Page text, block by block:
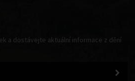
a dostávejte aktuální informace z dění